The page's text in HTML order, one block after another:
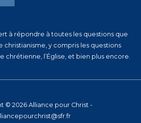
à répondre à toutes les questions que
christianisme, y compris les questions
chrétienne, l’Église, et bien plus encore.
© 2026 Alliance pour Christ -